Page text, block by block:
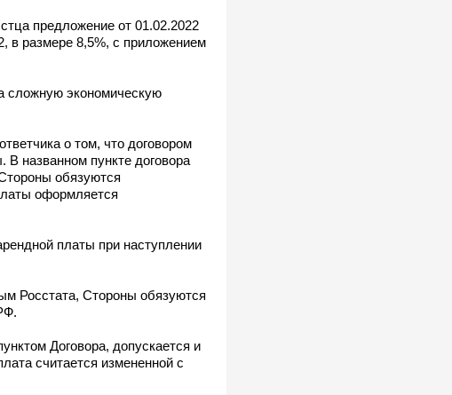
предложение от 01.02.2022
в размере 8,5%, с приложением
сложную экономическую
о том, что договором
В названном пункте договора
обязуются
оформляется
платы при наступлении
Росстата, Стороны обязуются
Договора, допускается и
считается измененной с